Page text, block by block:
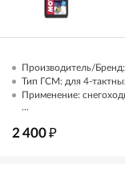
Производитель/
Тип ГСМ: для 4-
Применение:
...
2 400₽